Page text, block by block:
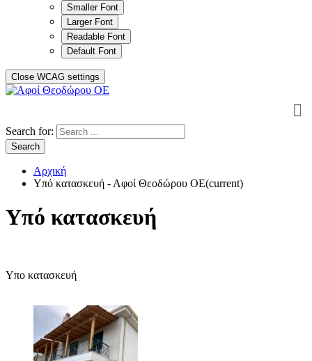
Smaller Font
Larger Font
Readable Font
Default Font
Close WCAG settings
Search for:
Search
Αρχική
Υπό κατασκευή - Αφοί Θεοδώρου OE(current)
Υπό κατασκευή
Υπο κατασκευή